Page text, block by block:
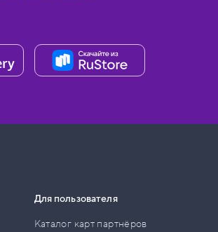
Для пользователя
Каталог карт партнёров